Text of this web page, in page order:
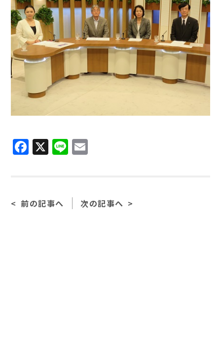
Facebook
X Line
前の記事へ 次の記事へ